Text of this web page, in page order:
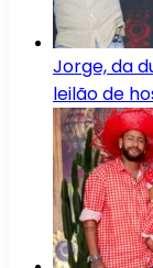
Jorge, da
leilão de